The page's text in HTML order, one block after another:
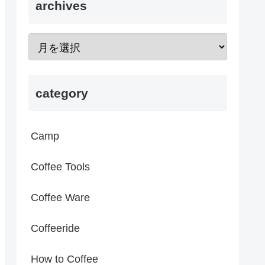
archives
category
Camp
Coffee Tools
Coffee Ware
Coffeeride
How to Coffee